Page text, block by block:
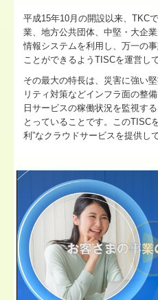
平成15年10月の開設以来、TKC
業、地方公共団体、中堅・大企
情報システムを利用し、万一の
ことができるようTISCを運営し
その最大の特長は、災害に強い
リティ対策などインフラ面の整
日サービスの稼働状況を監視す
とっていることです。このTISC
利”なクラウドサービスを提供し